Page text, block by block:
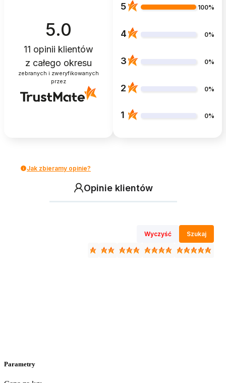
5.0
11 opinii klientów
z całego okresu
zebranych i zweryfikowanych
przez
5 100%
4 0%
3 0%
2 0%
1 0%
Jak zbieramy opinie?
Opinie klientów
Wyczyść Szukaj
Parametry